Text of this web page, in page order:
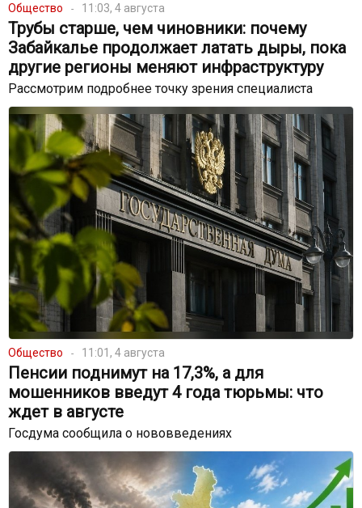
Общество 11:03, 4 августа
Трубы старше, чем чиновники: почему
Забайкалье продолжает латать дыры, пока
другие регионы меняют инфраструктуру
Рассмотрим подробнее точку зрения специалиста
Общество 11:01, 4 августа
Пенсии поднимут на 17,3%, а для
мошенников введут 4 года тюрьмы: что
ждет в августе
Госдума сообщила о нововведениях